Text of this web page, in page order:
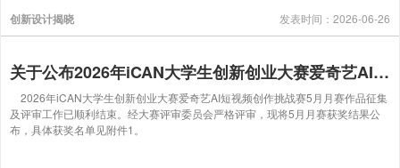
创新设计揭晓 发表时间：2026-06-26
关于公布2026年iCAN大学生创新创业大赛爱奇艺AI短视频创作挑战赛5月月赛结果的通知
2026年iCAN大学生创新创业大赛爱奇艺AI短视频创作挑战赛5月月赛作品征集
及评审工作已顺利结束。经大赛评审委员会严格评审，现将5月月赛获奖结果公
布，具体获奖名单见附件1。